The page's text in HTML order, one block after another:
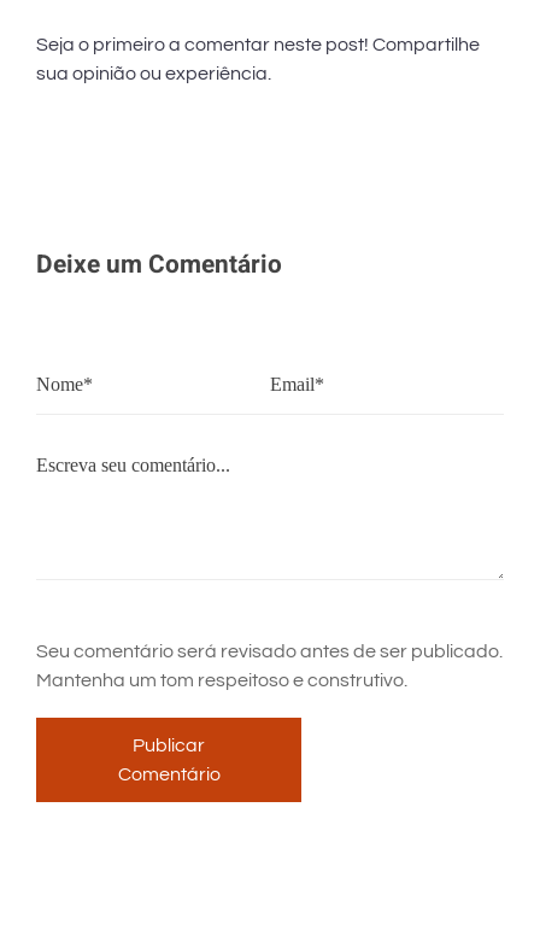
Seja o primeiro a comentar neste post! Compartilhe
sua opinião ou experiência.
Deixe um Comentário
Seu comentário será revisado antes de ser publicado.
Mantenha um tom respeitoso e construtivo.
Publicar
Comentário